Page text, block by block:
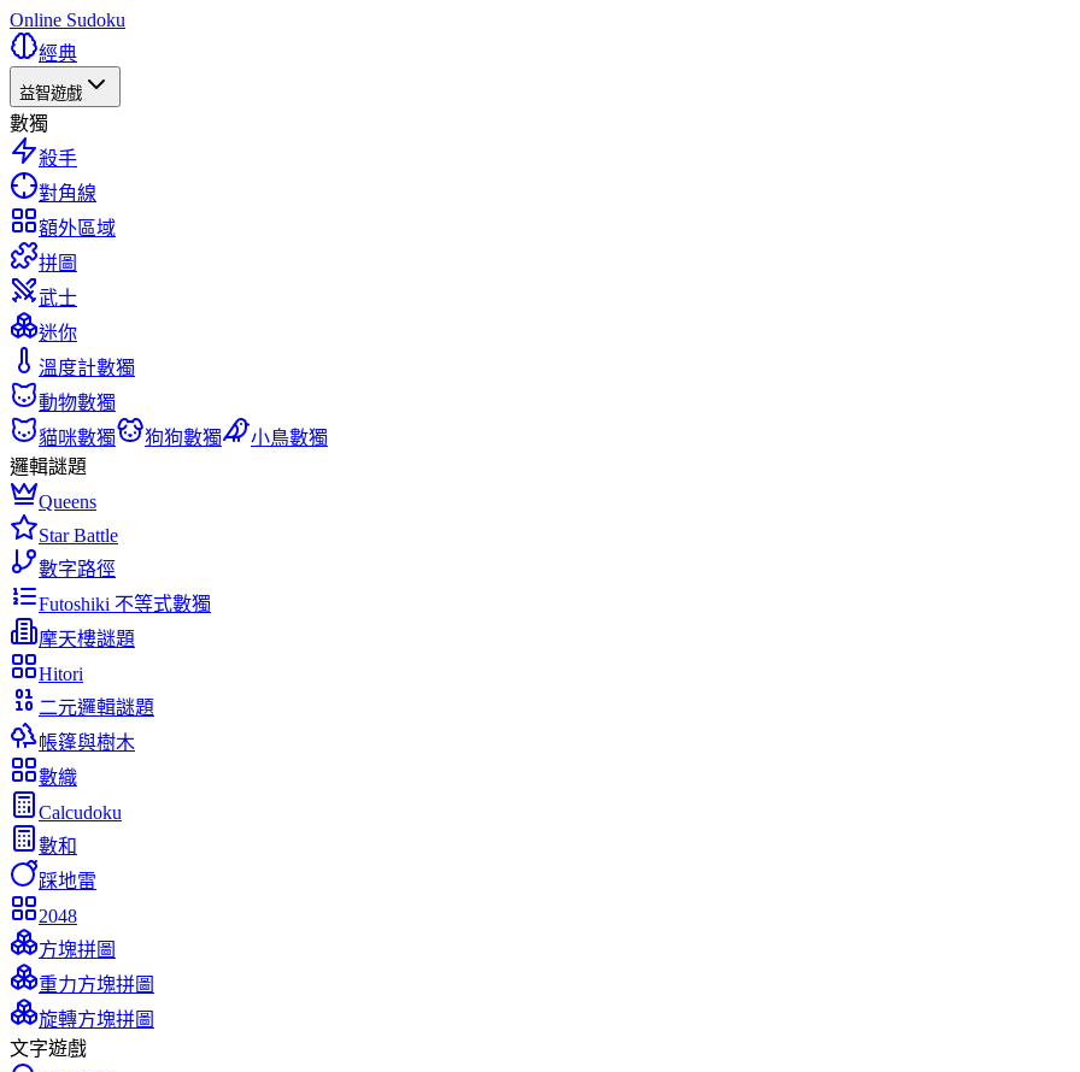
Online Sudoku
經典
益智遊戲
數獨
殺手
對角線
額外區域
拼圖
武士
迷你
溫度計數獨
動物數獨
貓咪數獨
狗狗數獨
小鳥數獨
邏輯謎題
Queens
Star Battle
數字路徑
Futoshiki 不等式數獨
摩天樓謎題
Hitori
二元邏輯謎題
帳篷與樹木
數織
Calcudoku
數和
踩地雷
2048
方塊拼圖
重力方塊拼圖
旋轉方塊拼圖
文字遊戲